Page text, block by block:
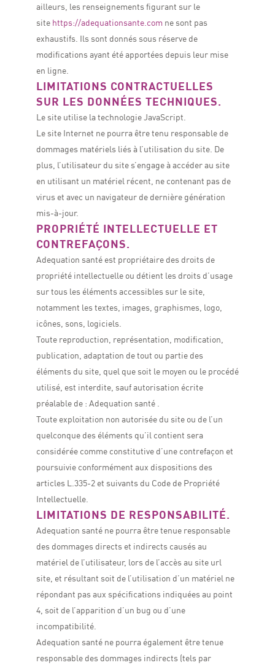
ailleurs, les renseignements figurant sur le
site https://adequationsante.com ne sont pas
exhaustifs. Ils sont donnés sous réserve de
modifications ayant été apportées depuis leur mise
en ligne.
LIMITATIONS CONTRACTUELLES
SUR LES DONNÉES TECHNIQUES.
Le site utilise la technologie JavaScript.
Le site Internet ne pourra être tenu responsable de
dommages matériels liés à l’utilisation du site. De
plus, l’utilisateur du site s’engage à accéder au site
en utilisant un matériel récent, ne contenant pas de
virus et avec un navigateur de dernière génération
mis-à-jour.
PROPRIÉTÉ INTELLECTUELLE ET
CONTREFAÇONS.
Adequation santé est propriétaire des droits de
propriété intellectuelle ou détient les droits d’usage
sur tous les éléments accessibles sur le site,
notamment les textes, images, graphismes, logo,
icônes, sons, logiciels.
Toute reproduction, représentation, modification,
publication, adaptation de tout ou partie des
éléments du site, quel que soit le moyen ou le procédé
utilisé, est interdite, sauf autorisation écrite
préalable de : Adequation santé .
Toute exploitation non autorisée du site ou de l’un
quelconque des éléments qu’il contient sera
considérée comme constitutive d’une contrefaçon et
poursuivie conformément aux dispositions des
articles L.335-2 et suivants du Code de Propriété
Intellectuelle.
LIMITATIONS DE RESPONSABILITÉ.
Adequation santé ne pourra être tenue responsable
des dommages directs et indirects causés au
matériel de l’utilisateur, lors de l’accès au site url
site, et résultant soit de l’utilisation d’un matériel ne
répondant pas aux spécifications indiquées au point
4, soit de l’apparition d’un bug ou d’une
incompatibilité.
Adequation santé ne pourra également être tenue
responsable des dommages indirects (tels par